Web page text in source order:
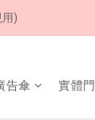
)
告傘 實體